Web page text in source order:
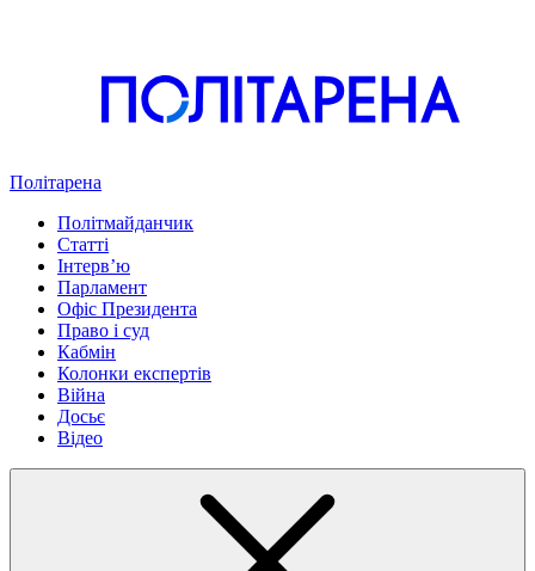
Політарена
Політмайданчик
Статті
Інтервʼю
Парламент
Офіс Президента
Право і суд
Кабмін
Колонки експертів
Війна
Досьє
Відео